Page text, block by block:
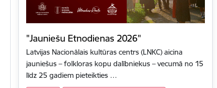
"Jauniešu Etnodienas 2026"
Latvijas Nacionālais kultūras centrs (LNKC) aicina
jauniešus – folkloras kopu dalībniekus – vecumā no 15
līdz 25 gadiem pieteikties …